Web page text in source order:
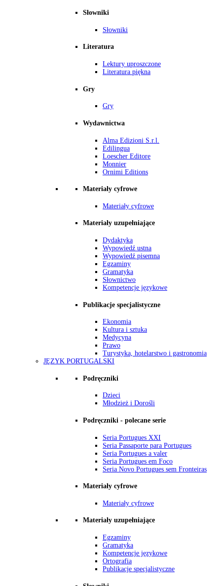
Słowniki
Słowniki
Literatura
Lektury uproszczone
Literatura piękna
Gry
Gry
Wydawnictwa
Alma Edizioni S.r.l.
Edilingua
Loescher Editore
Monnier
Ornimi Editions
Materiały cyfrowe
Materiały cyfrowe
Materiały uzupełniające
Dydaktyka
Wypowiedź ustna
Wypowiedź pisemna
Egzaminy
Gramatyka
Słownictwo
Kompetencje językowe
Publikacje specjalistyczne
Ekonomia
Kultura i sztuka
Medycyna
Prawo
Turystyka, hotelarstwo i gastronomia
JĘZYK PORTUGALSKI
Podręczniki
Dzieci
Młodzież i Dorośli
Podręczniki - polecane serie
Seria Portugues XXI
Seria Passaporte para Portugues
Seria Portugues a valer
Seria Portugues em Foco
Seria Novo Portugues sem Fronteiras
Materiały cyfrowe
Materiały cyfrowe
Materiały uzupełniające
Egzaminy
Gramatyka
Kompetencje językowe
Ortografia
Publikacje specjalistyczne